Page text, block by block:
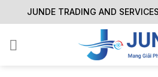
to
JUNDE TRADING AND